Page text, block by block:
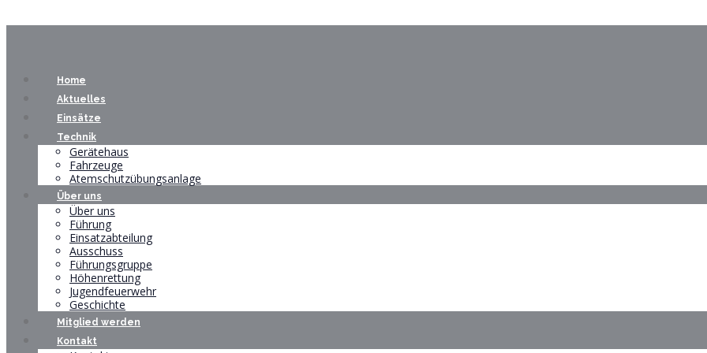
Home
Aktuelles
Einsätze
Technik
Gerätehaus
Fahrzeuge
Atemschutzübungsanlage
Über uns
Über uns
Führung
Einsatzabteilung
Ausschuss
Führungsgruppe
Höhenrettung
Jugendfeuerwehr
Geschichte
Mitglied werden
Kontakt